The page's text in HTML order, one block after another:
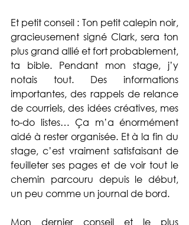
Et petit conseil : Ton petit calepin noir,
gracieusement signé Clark, sera ton
plus grand allié et fort probablement,
ta bible. Pendant mon stage, j’y
notais tout. Des informations
importantes, des rappels de relance
de courriels, des idées créatives, mes
to-do listes… Ça m’a énormément
aidé à rester organisée. Et à la fin du
stage, c’est vraiment satisfaisant de
feuilleter ses pages et de voir tout le
chemin parcouru depuis le début,
un peu comme un journal de bord.
Mon dernier conseil et le plus